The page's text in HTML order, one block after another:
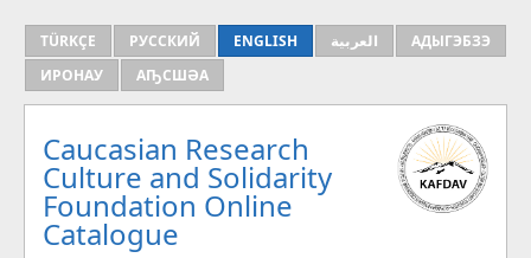
TÜRKÇE РУССКИЙ ENGLISH العربية
АДЫГЭБЗЭ
ИРОНАУ
АҦСШӘА
Caucasian Research
Culture and Solidarity
Foundation Online
Catalogue